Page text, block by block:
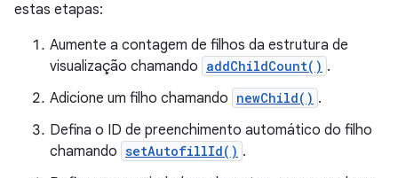
estas etapas:
Aumente a contagem de filhos da estrutura de
visualização chamando addChildCount() .
Adicione um filho chamando newChild() .
Defina o ID de preenchimento automático do filho
chamando setAutofillId() .